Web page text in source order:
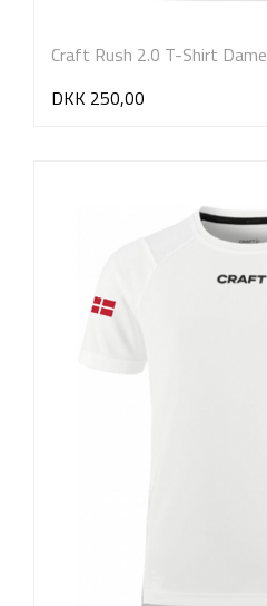
Craft Rush 2.0 T-Shirt Dame
DKK 250,00